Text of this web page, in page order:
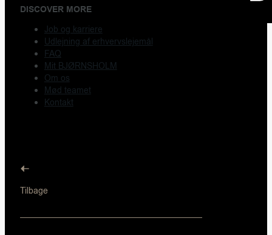
DISCOVER MORE
Job og karriere
Udlejning af erhvervslejemål
FAQ
Mit BJØRNSHOLM
Om os
Mød teamet
Kontakt
Tilbage